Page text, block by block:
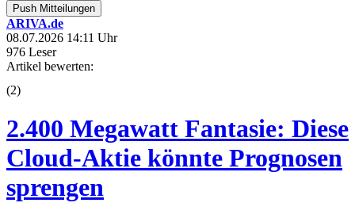
Push Mitteilungen
ARIVA.de
08.07.2026 14:11 Uhr
976 Leser
Artikel bewerten:
(2)
2.400 Megawatt Fantasie: Diese
Cloud-Aktie könnte Prognosen
sprengen